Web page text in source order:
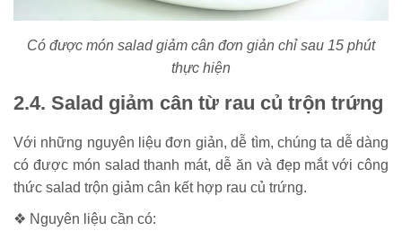
Có được món salad giảm cân đơn giản chỉ sau 15 phút
thực hiện
2.4. Salad giảm cân từ rau củ trộn trứng
Với những nguyên liệu đơn giản, dễ tìm, chúng ta dễ dàng
có được món salad thanh mát, dễ ăn và đẹp mắt với công
thức salad trộn giảm cân kết hợp rau củ trứng.
❖ Nguyên liệu cần có: